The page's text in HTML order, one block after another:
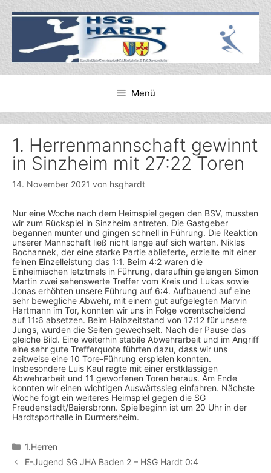
Inhalt
Menü
1. Herrenmannschaft gewinnt
in Sinzheim mit 27:22 Toren
14. November 2021 von hsghardt
Nur eine Woche nach dem Heimspiel gegen den BSV, mussten
wir zum Rückspiel in Sinzheim antreten. Die Gastgeber
begannen munter und gingen schnell in Führung. Die Reaktion
unserer Mannschaft ließ nicht lange auf sich warten. Niklas
Bochannek, der eine starke Partie ablieferte, erzielte mit einer
feinen Einzelleistung das 1:1. Beim 4:2 waren die
Einheimischen letztmals in Führung, daraufhin gelangen Simon
Martin zwei sehenswerte Treffer vom Kreis und Lukas sowie
Jonas erhöhten unsere Führung auf 6:4. Aufbauend auf eine
sehr bewegliche Abwehr, mit einem gut aufgelegten Marvin
Hartmann im Tor, konnten wir uns in Folge vorentscheidend
auf 11:6 absetzen. Beim Halbzeitstand von 17:12 für unsere
Jungs, wurden die Seiten gewechselt. Nach der Pause das
gleiche Bild. Eine weiterhin stabile Abwehrarbeit und im Angriff
eine sehr gute Trefferquote führten dazu, dass wir uns
zeitweise eine 10 Tore-Führung erspielen konnten.
Insbesondere Luis Kaul ragte mit einer erstklassigen
Abwehrarbeit und 11 geworfenen Toren heraus. Am Ende
konnten wir einen wichtigen Auswärtssieg einfahren. Nächste
Woche folgt ein weiteres Heimspiel gegen die SG
Freudenstadt/Baiersbronn. Spielbeginn ist um 20 Uhr in der
Hardtsporthalle in Durmersheim.
Kategorien
1.Herren
E-Jugend SG JHA Baden 2 – HSG Hardt 0:4